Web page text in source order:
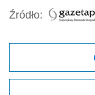
Źródło: